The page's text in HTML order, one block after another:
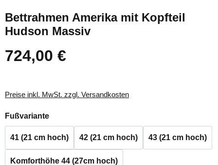
Bettrahmen Amerika mit Kopfteil
Hudson Massiv
Regulärer Preis:
724,00 €
Preise inkl. MwSt. zzgl. Versandkosten
Fußvarianteauswählen
41 (21 cm hoch) 42 (21 cm hoch) 43 (21 cm hoch)
Komforthöhe 44 (27cm hoch)